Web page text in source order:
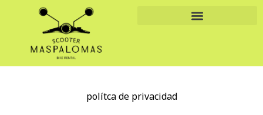
polítca de privacidad